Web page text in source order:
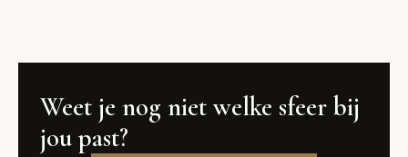
Weet je nog niet welke sfeer bij
jou past?